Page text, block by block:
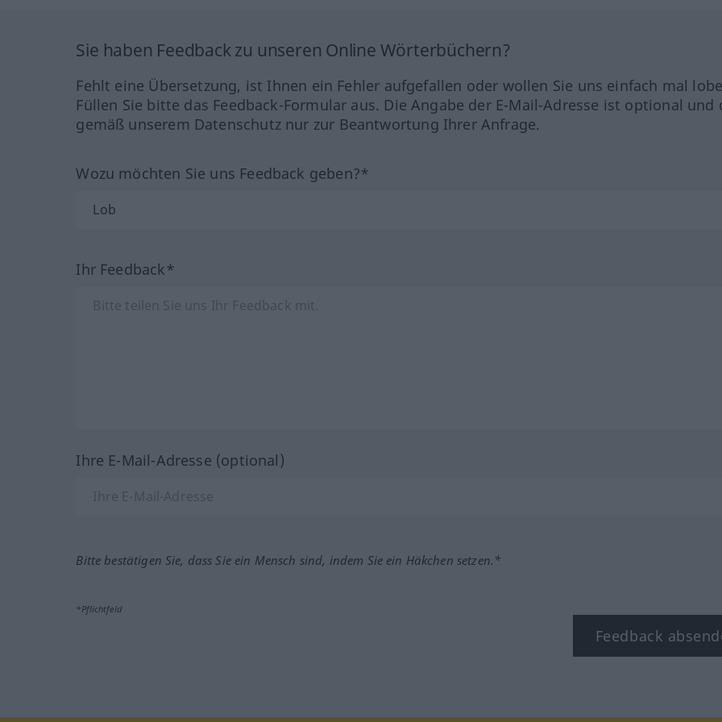
Sie haben Feedback zu unseren Online Wörterbüchern?
Fehlt eine Übersetzung, ist Ihnen ein Fehler aufgefallen oder wollen Sie uns einfach mal
Füllen Sie bitte das Feedback-Formular aus. Die Angabe der E-Mail-Adresse ist optional und
gemäß unserem Datenschutz nur zur Beantwortung Ihrer Anfrage.
Wozu möchten Sie uns Feedback geben?*
Ihr Feedback*
Ihre E-Mail-Adresse (optional)
Bitte bestätigen Sie, dass Sie ein Mensch sind, indem Sie ein Häkchen setzen.*
*Pflichtfeld
Feedback